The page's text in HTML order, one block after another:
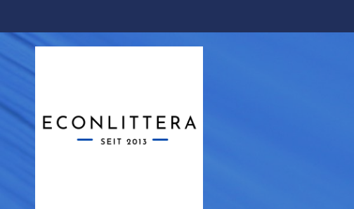
Inhalt
springen